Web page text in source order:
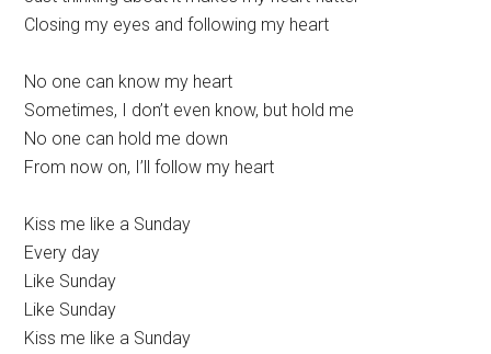
Closing my eyes and following my heart
No one can know my heart
Sometimes, I don’t even know, but hold me
No one can hold me down
From now on, I’ll follow my heart
Kiss me like a Sunday
Every day
Like Sunday
Like Sunday
Kiss me like a Sunday